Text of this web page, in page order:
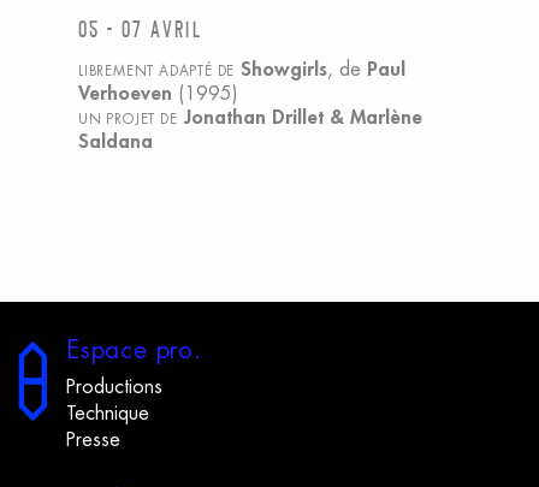
05 - 07 avril
LIBREMENT ADAPTÉ DE Showgirls, de Paul
Verhoeven (1995)
UN PROJET DE Jonathan Drillet & Marlène
Saldana
Espace pro.
Productions
Technique
Presse